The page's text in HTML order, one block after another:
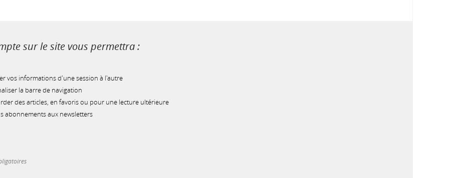
sur le site vous permettra :
vos informations d'une session à l'autre
la barre de navigation
des articles, en favoris ou pour une lecture ultérieure
abonnements aux newsletters